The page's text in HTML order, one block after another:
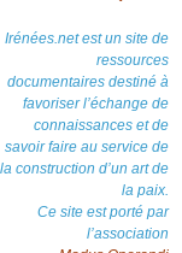
Irénées.net est un site de
ressources
documentaires destiné à
favoriser l’échange de
connaissances et de
savoir faire au service de
la construction d’un art de
la paix.
Ce site est porté par
l’association